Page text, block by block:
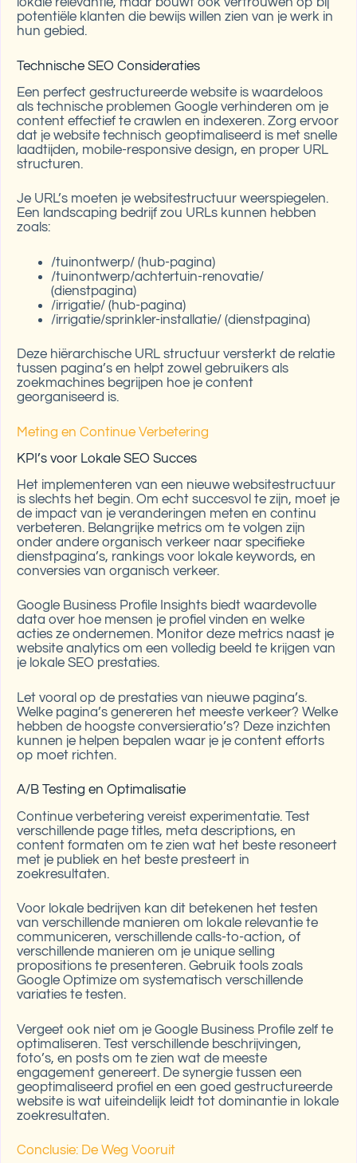
potentiële klanten die bewijs willen zien van je werk in
hun gebied.
Technische SEO Consideraties
Een perfect gestructureerde website is waardeloos
als technische problemen Google verhinderen om je
content effectief te crawlen en indexeren. Zorg ervoor
dat je website technisch geoptimaliseerd is met snelle
laadtijden, mobile-responsive design, en proper URL
structuren.
Je URL’s moeten je websitestructuur weerspiegelen.
Een landscaping bedrijf zou URLs kunnen hebben
zoals:
/tuinontwerp/ (hub-pagina)
/tuinontwerp/achtertuin-renovatie/
(dienstpagina)
/irrigatie/ (hub-pagina)
/irrigatie/sprinkler-installatie/ (dienstpagina)
Deze hiërarchische URL structuur versterkt de relatie
tussen pagina’s en helpt zowel gebruikers als
zoekmachines begrijpen hoe je content
georganiseerd is.
Meting en Continue Verbetering
KPI’s voor Lokale SEO Succes
Het implementeren van een nieuwe websitestructuur
is slechts het begin. Om echt succesvol te zijn, moet je
de impact van je veranderingen meten en continu
verbeteren. Belangrijke metrics om te volgen zijn
onder andere organisch verkeer naar specifieke
dienstpagina’s, rankings voor lokale keywords, en
conversies van organisch verkeer.
Google Business Profile Insights biedt waardevolle
data over hoe mensen je profiel vinden en welke
acties ze ondernemen. Monitor deze metrics naast je
website analytics om een volledig beeld te krijgen van
je lokale SEO prestaties.
Let vooral op de prestaties van nieuwe pagina’s.
Welke pagina’s genereren het meeste verkeer? Welke
hebben de hoogste conversieratio’s? Deze inzichten
kunnen je helpen bepalen waar je je content efforts
op moet richten.
A/B Testing en Optimalisatie
Continue verbetering vereist experimentatie. Test
verschillende page titles, meta descriptions, en
content formaten om te zien wat het beste resoneert
met je publiek en het beste presteert in
zoekresultaten.
Voor lokale bedrijven kan dit betekenen het testen
van verschillende manieren om lokale relevantie te
communiceren, verschillende calls-to-action, of
verschillende manieren om je unique selling
propositions te presenteren. Gebruik tools zoals
Google Optimize om systematisch verschillende
variaties te testen.
Vergeet ook niet om je Google Business Profile zelf te
optimaliseren. Test verschillende beschrijvingen,
foto’s, en posts om te zien wat de meeste
engagement genereert. De synergie tussen een
geoptimaliseerd profiel en een goed gestructureerde
website is wat uiteindelijk leidt tot dominantie in lokale
zoekresultaten.
Conclusie: De Weg Vooruit